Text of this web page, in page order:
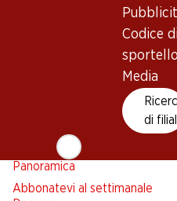
Codice
sportello
Media
di
Con la newsletter di Denner si
Panoramica
Abbonatevi al settimanale